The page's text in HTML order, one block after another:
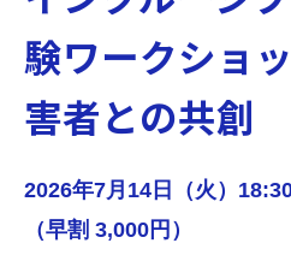
験ワークショ
害者との共創
2026年7月14日（火）
（早割 3,000円）